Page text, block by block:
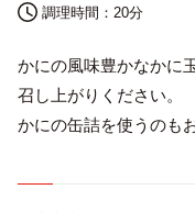
English
プライバシーポリシー
調理時間： 20分
かにの風味豊かなかに
召し上がりください。
かにの缶詰を使うのも